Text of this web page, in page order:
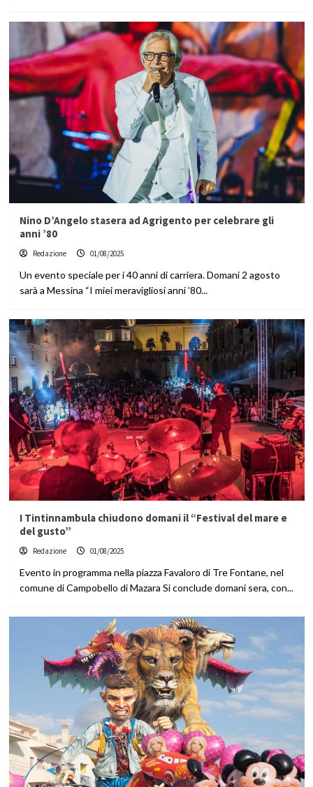
Nino D’Angelo stasera ad Agrigento per celebrare gli
anni ’80
Redazione 01/08/2025
Un evento speciale per i 40 anni di carriera. Domani 2 agosto
sarà a Messina “I miei meravigliosi anni ’80...
I Tintinnambula chiudono domani il “Festival del mare e
del gusto”
Redazione 01/08/2025
Evento in programma nella piazza Favaloro di Tre Fontane, nel
comune di Campobello di Mazara Si conclude domani sera, con...